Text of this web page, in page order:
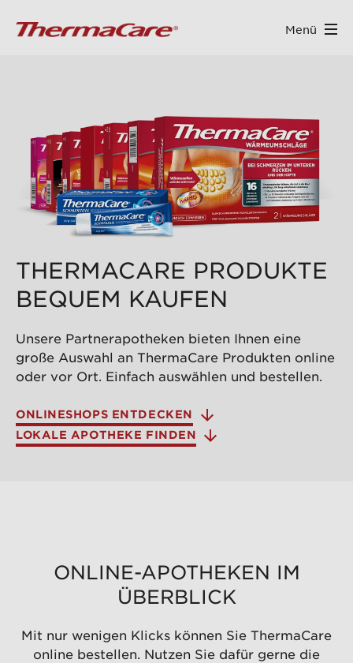
SPRINGEN Menü
THERMACARE PRODUKTE
BEQUEM KAUFEN
Unsere Partnerapotheken bieten Ihnen eine
große Auswahl an ThermaCare Produkten online
oder vor Ort. Einfach auswählen und bestellen.
ONLINESHOPS ENTDECKEN
LOKALE APOTHEKE FINDEN
ONLINE-APOTHEKEN IM
ÜBERBLICK
Mit nur wenigen Klicks können Sie ThermaCare
online bestellen. Nutzen Sie dafür gerne die